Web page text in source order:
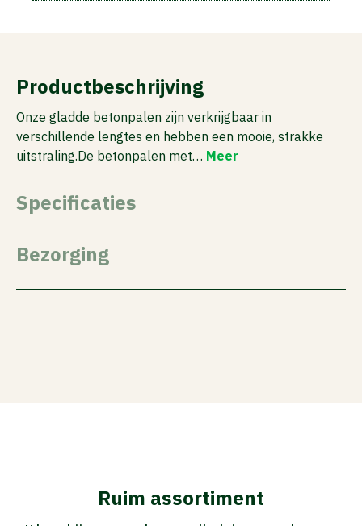
Productbeschrijving
Onze gladde betonpalen zijn verkrijgbaar in
verschillende lengtes en hebben een mooie, strakke
uitstraling.De betonpalen met… Meer
Specificaties
Bezorging
Ruim assortiment